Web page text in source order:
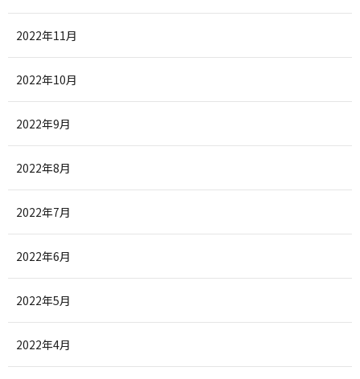
2022年11月
2022年10月
2022年9月
2022年8月
2022年7月
2022年6月
2022年5月
2022年4月